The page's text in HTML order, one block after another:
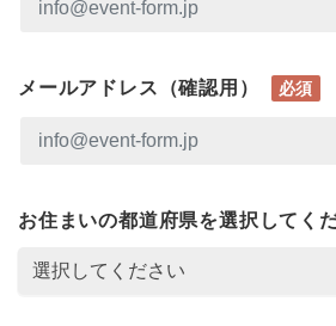
メールアドレス（確認用） 必須
お住まいの都道府県を選択してく